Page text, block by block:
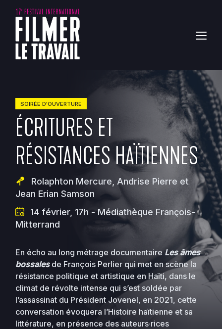
SOIRÉE D'OUVERTURE
ÉCRITURES ET
RÉSISTANCES HAÏTIENNES
Rolaphton Mercure, Andrise Pierre et
Jean Erian Samson
14 février, 17h - Médiathèque François-
Mitterrand
En écho au long métrage documentaireLes âmes
bossales de François Perlier qui met en scène la
résistance politique et artistique en Haïti, dans le
climat de révolte intense qui s’est soldée par
l’assassinat du Président Jovenel, en 2021, cette
conversation évoquera l’Histoire haïtienne et sa
littérature, en présence des auteurs∙rices